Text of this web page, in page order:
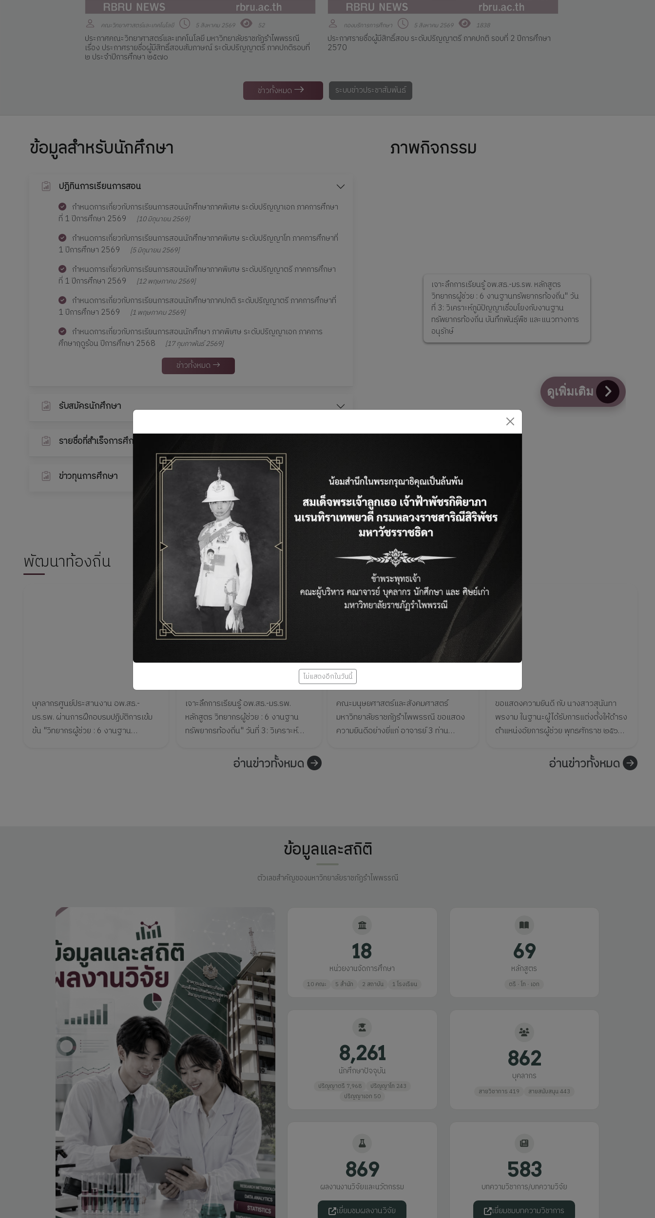
คณะวิทยาศาสตร์และเทคโนโลยี 5 สิงหาคม 2569 52
ประกาศคณะวิทยาศาสตร์และเทคโนโลยี มหาวิทยาลัยราชภัฏรำไพพรรณี
เรื่อง ประกาศรายชื่อผู้มีสิทธิ์สอบสัมภาษณ์ ระดับปริญญาตรี ภาคปกติรอบที่
๒ ประจำปีการศึกษา ๒๕๗๐
กองบริการการศึกษา 5 สิงหาคม 2569 1838
ประกาศรายชื่อผู้มีสิทธิ์สอบ ระดับปริญญาตรี ภาคปกติ รอบที่ 2 ปีการศึกษา
2570
ข่าวทั้งหมด ระบบข่าวประชาสัมพันธ์
ข้อมูลสำหรับนักศึกษา
ปฏิทินการเรียนการสอน
กำหนดการเกี่ยวกับการเรียนการสอนนักศึกษาภาคพิเศษ ระดับปริญญาเอก ภาคการศึกษา
ที่ 1 ปีการศึกษา 2569
[10 มิถุนายน 2569]
กำหนดการเกี่ยวกับการเรียนการสอนนักศึกษาภาคพิเศษ ระดับปริญญาโท ภาคการศึกษาที่
1 ปีการศึกษา 2569
[5 มิถุนายน 2569]
กำหนดการเกี่ยวกับการเรียนการสอนนักศึกษาภาคพิเศษ ระดับปริญญาตรี ภาคการศึกษา
ที่ 1 ปีการศึกษา 2569
[12 พฤษภาคม 2569]
กำหนดการเกี่ยวกับการเรียนการสอนนักศึกษาภาคปกติ ระดับปริญญาตรี ภาคการศึกษาที่
1 ปีการศึกษา 2569
[1 พฤษภาคม 2569]
กำหนดการเกี่ยวกับการเรียนการสอนนักศึกษา ภาคพิเศษ ระดับปริญญาเอก ภาคการ
ศึกษาฤดูร้อน ปีการศึกษา 2568
[17 กุมภาพันธ์ 2569]
ข่าวทั้งหมด
รับสมัครนักศึกษา
รายชื่อที่สำเร็จการศึกษา/ไม่สำเร็จการศึกษา
ข่าวทุนการศึกษา
ภาพกิจกรรม
เจาะลึกการเรียนรู้ อพ.สธ.-มร.รพ. หลักสูตร
วิทยากรผู้ช่วย : 6 งานฐานทรัพยากรท้องถิ่น" วัน
ที่ 3: วิเคราะห์ภูมิปัญญาเชื่อมโยงกับงานฐาน
ทรัพยากรท้องถิ่น บันทึกพันธุ์พืช และแนวทางการ
อนุรักษ์
ดูเพิ่มเติม
พัฒนาท้องถิ่น
บุคลากรศูนย์ประสานงาน อพ.สธ.-
มร.รพ. ผ่านการฝึกอบรมปฏิบัติการเข้ม
ข้น "วิทยากรผู้ช่วย : 6 งานฐาน
เจาะลึกการเรียนรู้ อพ.สธ.-มร.รพ.
หลักสูตร วิทยากรผู้ช่วย : 6 งานฐาน
ทรัพยากรท้องถิ่น" วันที่ 3: วิเคราะห์
อ่านข่าวทั้งหมด
รางวัลแห่งความสำเร็จ
คณะมนุษยศาสตร์และสังคมศาสตร์
มหาวิทยาลัยราชภัฏรำไพพรรณี ขอแสดง
ความยินดีอย่างยิ่แก่ อาจารย์ 3 ท่าน
ขอแสดงความยินดี กับ นางสาวสุนันทา
พรงาม ในฐานะผู้ได้รับการแต่งตั้งให้ดำรง
ตำแหน่งอัยการผู้ช่วย พุทธศักราช ๒๕๖๙
อ่านข่าวทั้งหมด
ข้อมูลและสถิติ
ตัวเลขสำคัญของมหาวิทยาลัยราชภัฏรำไพพรรณี
18
หน่วยงานจัดการศึกษา
10 คณะ 5 สำนัก 2 สถาบัน 1 โรงเรียน
69
หลักสูตร
ตรี · โท · เอก
8,261
นักศึกษาปัจจุบัน
ปริญญาตรี 7,968
ปริญญาโท 243
ปริญญาเอก 50
862
บุคลากร
สายวิชาการ 419 สายสนับสนุน 443
869
ผลงานงานวิจัยและนวัตกรรม
เยี่ยมชมผลงานวิจัย
583
บทความวิชาการ/บทความวิจัย
เยี่ยมชมบทความวิชาการ
ไม่แสดงอีกในวันนี้